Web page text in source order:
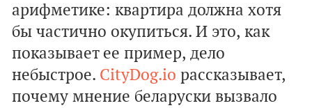
арифметике: квартира должна хотя
бы частично окупиться. И это, как
показывает ее пример, дело
небыстрое. CityDog.io рассказывает,
почему мнение беларуски вызвало